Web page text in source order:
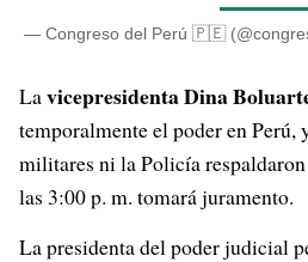
— Congreso del Perú 🇵🇪
Lavicepresidenta Dina
temporalmente el poder en Perú,
militares ni la Policía
las 3:00 p. m. tomará juramento.
La presidenta del poder judicial